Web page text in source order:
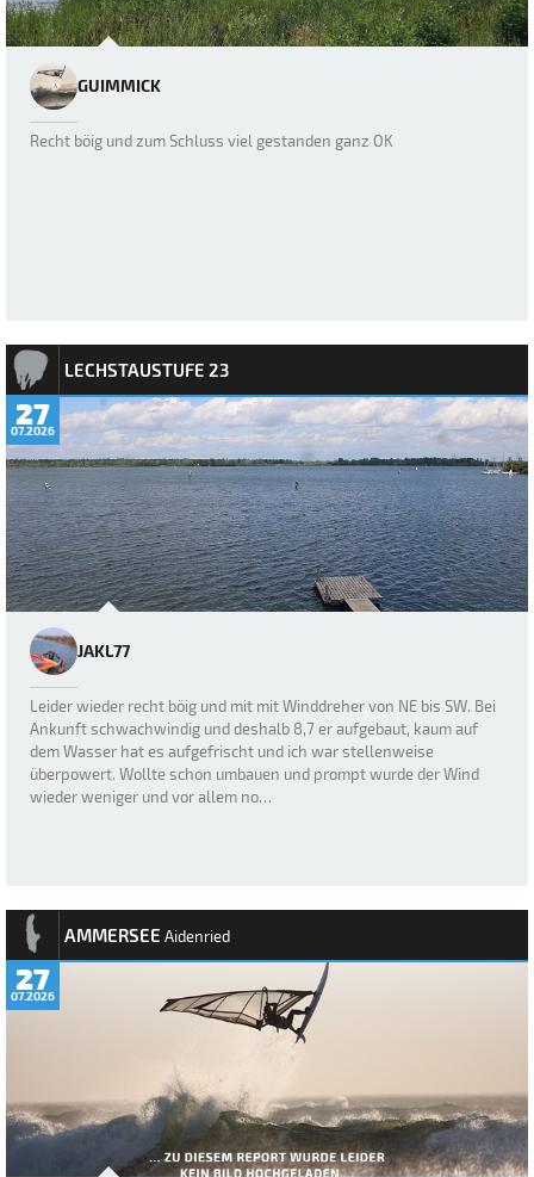
GUIMMICK
Recht böig und zum Schluss viel gestanden ganz OK
LECHSTAUSTUFE 23
27
07.2026
JAKL77
Leider wieder recht böig und mit mit Winddreher von NE bis SW. Bei
Ankunft schwachwindig und deshalb 8,7 er aufgebaut, kaum auf
dem Wasser hat es aufgefrischt und ich war stellenweise
überpowert. Wollte schon umbauen und prompt wurde der Wind
wieder weniger und vor allem no…
AMMERSEE Aidenried
27
07.2026